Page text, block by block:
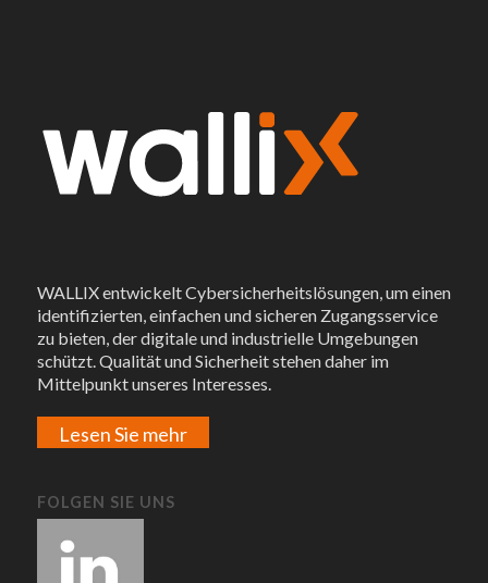
WALLIX entwickelt Cybersicherheitslösungen, um einen
identifizierten, einfachen und sicheren Zugangsservice
zu bieten, der digitale und industrielle Umgebungen
schützt. Qualität und Sicherheit stehen daher im
Mittelpunkt unseres Interesses.
Lesen Sie mehr
FOLGEN SIE UNS